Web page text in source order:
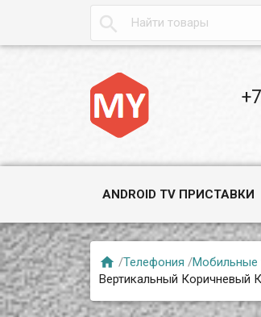

ANDROID TV ПРИСТАВКИ
 /Телефония /Мобильные
Вертикальный Коричневый